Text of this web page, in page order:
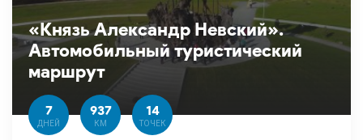
«Князь Александр Невский».
Автомобильный туристический
маршрут
7
ДНЕЙ
937
КМ
14
ТОЧЕК